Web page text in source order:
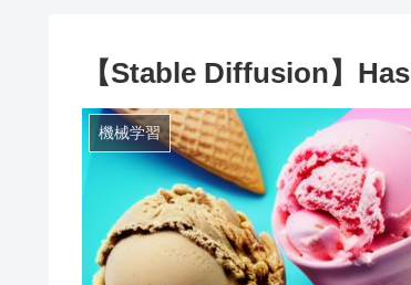
【Stable Diffusion】
機械学習